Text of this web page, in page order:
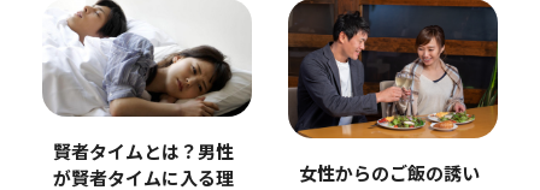
賢者タイムとは？男性
が賢者タイムに入る理
女性からのご飯の誘い